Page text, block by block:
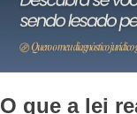
O que a lei